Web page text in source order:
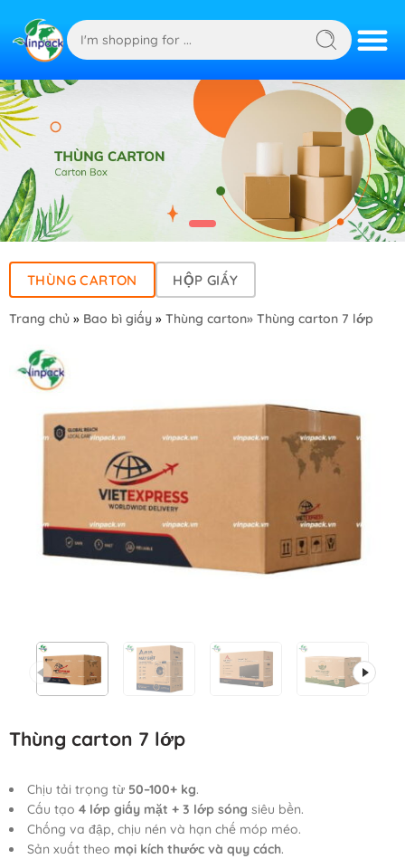
THÙNG CARTON HỘP GIẤY
Trang chủ » Bao bì giấy » Thùng carton» Thùng carton 7 lớp
Thùng carton 7 lớp
Chịu tải trọng từ 50–100+ kg.
Cấu tạo 4 lớp giấy mặt + 3 lớp sóng siêu bền.
Chống va đập, chịu nén và hạn chế móp méo.
Sản xuất theo mọi kích thước và quy cách.